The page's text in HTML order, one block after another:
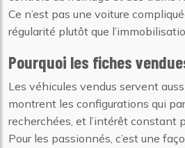
Ce n’est pas une voiture
régularité plutôt que
Pourquoi les fiches
Les véhicules vendus servent
montrent les configurations qui
recherchées, et l’intérêt constant
Pour les passionnés, c’est une